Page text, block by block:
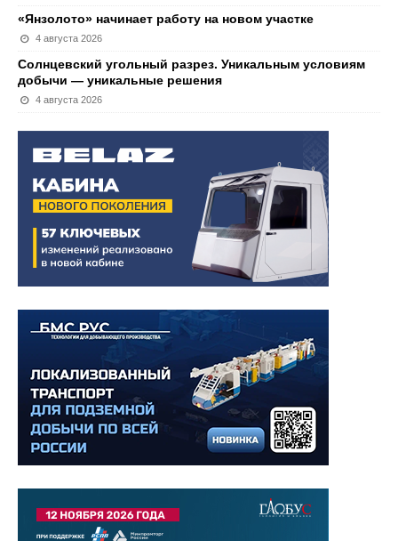
«Янзолото» начинает работу на новом участке
4 августа 2026
Солнцевский угольный разрез. Уникальным условиям
добычи — уникальные решения
4 августа 2026